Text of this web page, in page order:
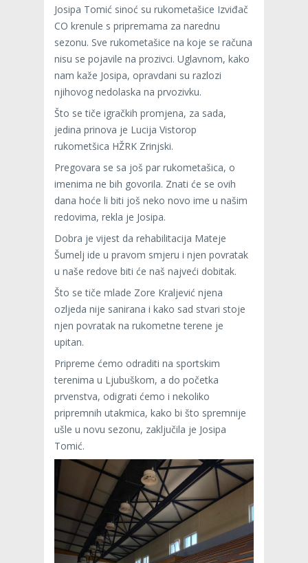
Josipa Tomić sinoć su rukometašice Izviđač
CO krenule s pripremama za narednu
sezonu. Sve rukometašice na koje se računa
nisu se pojavile na prozivci. Uglavnom, kako
nam kaže Josipa, opravdani su razlozi
njihovog nedolaska na prvozivku.
Što se tiče igračkih promjena, za sada,
jedina prinova je Lucija Vistorop
rukometšica HŽRK Zrinjski.
Pregovara se sa još par rukometašica, o
imenima ne bih govorila. Znati će se ovih
dana hoće li biti još neko novo ime u našim
redovima, rekla je Josipa.
Dobra je vijest da rehabilitacija Mateje
Šumelj ide u pravom smjeru i njen povratak
u naše redove biti će naš najveći dobitak.
Što se tiče mlade Zore Kraljević njena
ozljeda nije sanirana i kako sad stvari stoje
njen povratak na rukometne terene je
upitan.
Pripreme ćemo odraditi na sportskim
terenima u Ljubuškom, a do početka
prvenstva, odigrati ćemo i nekoliko
pripremnih utakmica, kako bi što spremnije
ušle u novu sezonu, zaključila je Josipa
Tomić.